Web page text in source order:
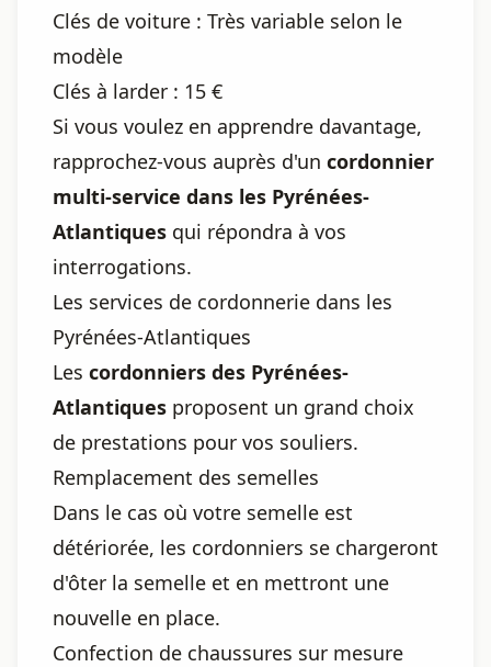
Clés de voiture : Très variable selon le
modèle
Clés à larder : 15 €
Si vous voulez en apprendre davantage,
rapprochez-vous auprès d'un cordonnier
multi-service dans les Pyrénées-
Atlantiques qui répondra à vos
interrogations.
Les services de cordonnerie dans les
Pyrénées-Atlantiques
Les cordonniers des Pyrénées-
Atlantiques proposent un grand choix
de prestations pour vos souliers.
Remplacement des semelles
Dans le cas où votre semelle est
détériorée, les cordonniers se chargeront
d'ôter la semelle et en mettront une
nouvelle en place.
Confection de chaussures sur mesure